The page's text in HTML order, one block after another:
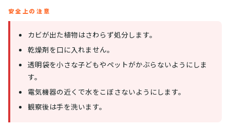
安全上の注意
カビが出た植物はさわらず処分します。
乾燥剤を口に入れません。
透明袋を小さな子どもやペットがかぶらないようにしま
す。
電気機器の近くで水をこぼさないようにします。
観察後は手を洗います。